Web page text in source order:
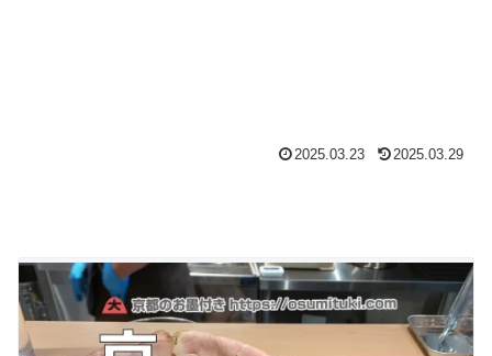
2025.03.23 2025.03.29